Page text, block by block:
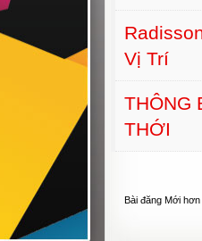
Vị Trí
THÔNG
THỚI
Bài đăng Mới hơn